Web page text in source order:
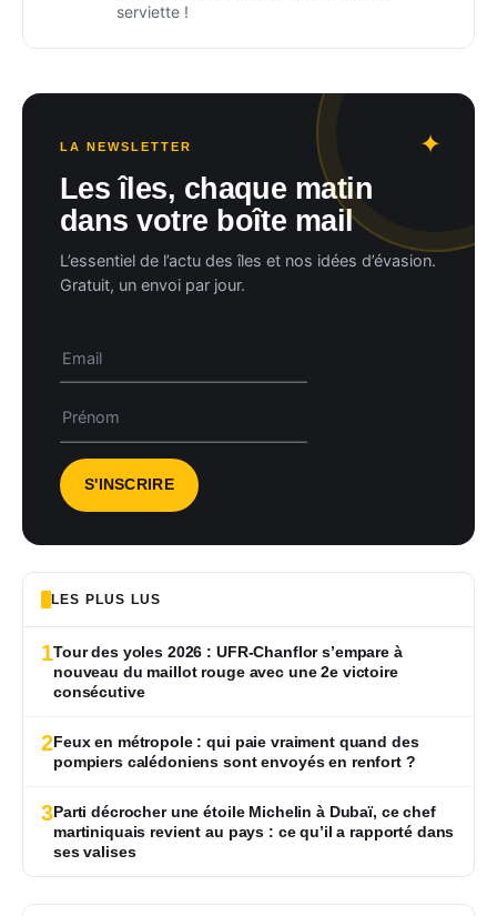
serviette !
LA NEWSLETTER
Les îles, chaque matin
dans votre boîte mail
L’essentiel de l’actu des îles et nos idées d’évasion.
Gratuit, un envoi par jour.
LES PLUS LUS
1Tour des yoles 2026 : UFR-Chanflor s’empare à
nouveau du maillot rouge avec une 2e victoire
consécutive
2Feux en métropole : qui paie vraiment quand des
pompiers calédoniens sont envoyés en renfort ?
3Parti décrocher une étoile Michelin à Dubaï, ce chef
martiniquais revient au pays : ce qu’il a rapporté dans
ses valises